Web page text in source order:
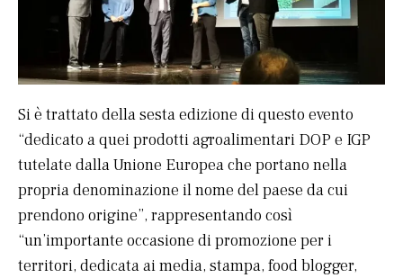
Si è trattato della sesta edizione di questo evento
“dedicato a quei prodotti agroalimentari DOP e IGP
tutelate dalla Unione Europea che portano nella
propria denominazione il nome del paese da cui
prendono origine”, rappresentando così
“un’importante occasione di promozione per i
territori, dedicata ai media, stampa, food blogger,